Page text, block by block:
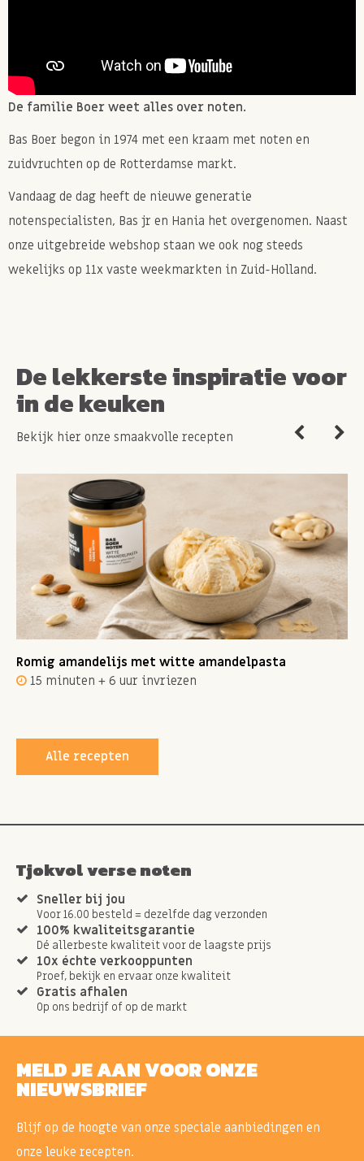
De familie Boer weet alles over noten.
Bas Boer begon in 1974 met een kraam met noten en
zuidvruchten op de Rotterdamse markt.
Vandaag de dag heeft de nieuwe generatie
notenspecialisten, Bas jr en Hania het overgenomen. Naast
onze uitgebreide webshop staan we ook nog steeds
wekelijks op 11x vaste weekmarkten in Zuid-Holland.
De lekkerste inspiratie voor
in de keuken
Bekijk hier onze smaakvolle recepten
Romig amandelijs met witte amandelpasta
15 minuten + 6 uur invriezen
Alle recepten
Tjokvol verse noten
Sneller bij jou
Voor 16.00 besteld = dezelfde dag verzonden
100% kwaliteitsgarantie
Dé allerbeste kwaliteit voor de laagste prijs
10x échte verkooppunten
Proef, bekijk en ervaar onze kwaliteit
Gratis afhalen
Op ons bedrijf of op de markt
MELD JE AAN VOOR ONZE
NIEUWSBRIEF
Blijf op de hoogte van onze speciale aanbiedingen en
onze leuke recepten.